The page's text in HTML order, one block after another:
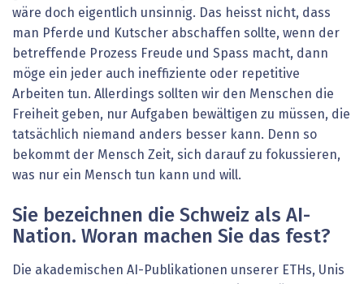
wäre doch eigentlich unsinnig. Das heisst nicht, dass
man Pferde und Kutscher abschaffen sollte, wenn der
betreffende Prozess Freude und Spass macht, dann
möge ein jeder auch ineffiziente oder repetitive
Arbeiten tun. Allerdings sollten wir den Menschen die
Freiheit geben, nur Aufgaben bewältigen zu müssen, die
tatsächlich niemand anders besser kann. Denn so
bekommt der Mensch Zeit, sich darauf zu fokussieren,
was nur ein Mensch tun kann und will.
Sie bezeichnen die Schweiz als AI-
Nation. Woran machen Sie das fest?
Die akademischen AI-Publikationen unserer ETHs, Unis